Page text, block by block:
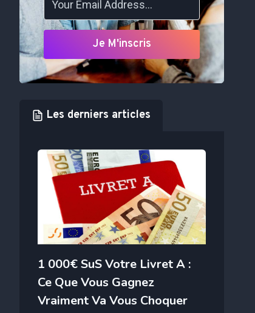
Je M'inscris
Les derniers articles
1 000€ SuS Votre Livret A :
Ce Que Vous Gagnez
Vraiment Va Vous Choquer